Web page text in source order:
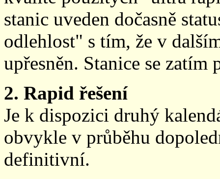
stanic uveden dočasně
odlehlost" s tím, že v
upřesněn. Stanice se zatím
2. Rapid řešení
Je k dispozici druhý
obvykle v průběhu
definitivní.